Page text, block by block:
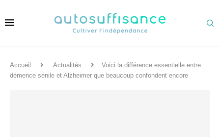
Accueil Actualités
Voici la différence essentielle entre
démence sénile et Alzheimer que beaucoup confondent encore